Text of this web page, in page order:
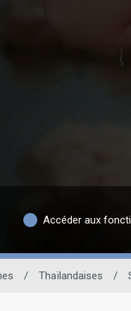
Accéder aux
/ Thaïlandaises /